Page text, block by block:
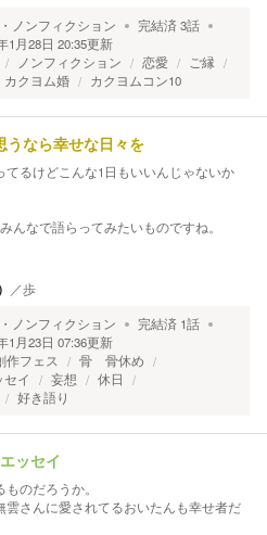
ノンフィクション 完結済3話
1月28日 20:35更新
ノンフィクション 恋愛
ご縁
カクヨム婚 カクヨムコン10
うなら幸せな日々を
てるけどこんな1日もいいんじゃないか
んなで語らってみたいものですね。
／歩
ノンフィクション 完結済 1話
1月23日 07:36更新
作フェス
骨 骨休め
セイ 妄想
休日
好き語り
ッセイ
のだろうか。
雲さんに愛されてるおいたんも幸せ者だ